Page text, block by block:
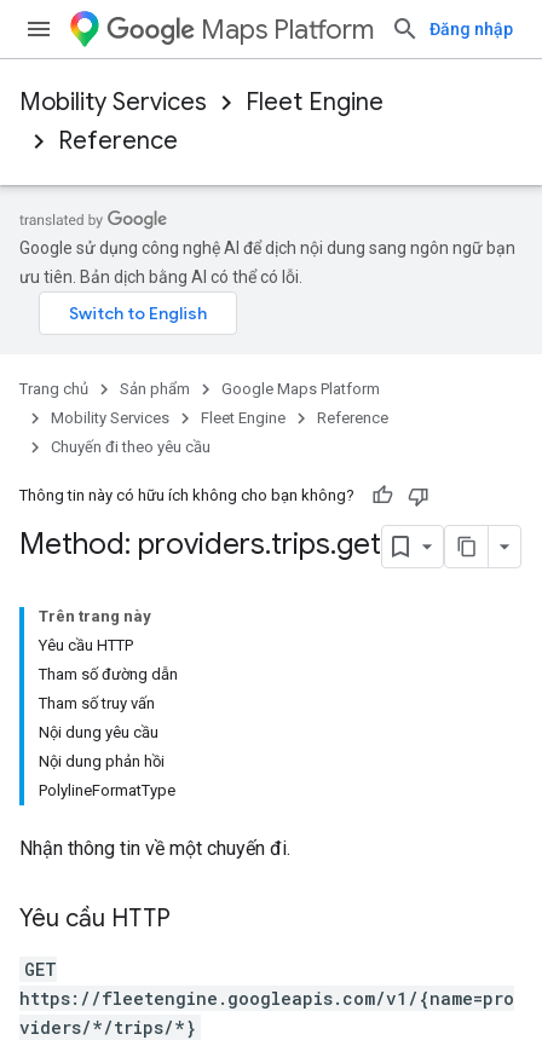
Maps Platform Đăng nhập
Mobility Services
Fleet Engine
Reference
Google sử dụng công nghệ AI để dịch nội dung sang ngôn ngữ bạn
ưu tiên. Bản dịch bằng AI có thể có lỗi.
Trang chủ Sản phẩm
Google Maps Platform
Mobility Services
Fleet Engine
Reference
Chuyến đi theo yêu cầu
Thông tin này có hữu ích không cho bạn không?
Method: providers.trips.get
Trên trang này
Yêu cầu HTTP
Tham số đường dẫn
Tham số truy vấn
Nội dung yêu cầu
Nội dung phản hồi
PolylineFormatType
Nhận thông tin về một chuyến đi.
Yêu cầu HTTP
GET
https://fleetengine.googleapis.com/v1/{name=pro
viders/*/trips/*}